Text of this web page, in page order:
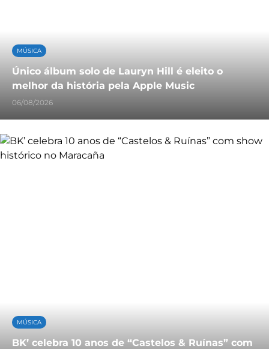
MÚSICA
Único álbum solo de Lauryn Hill é eleito o
melhor da história pela Apple Music
06/08/2026
MÚSICA
BK’ celebra 10 anos de “Castelos & Ruínas” com